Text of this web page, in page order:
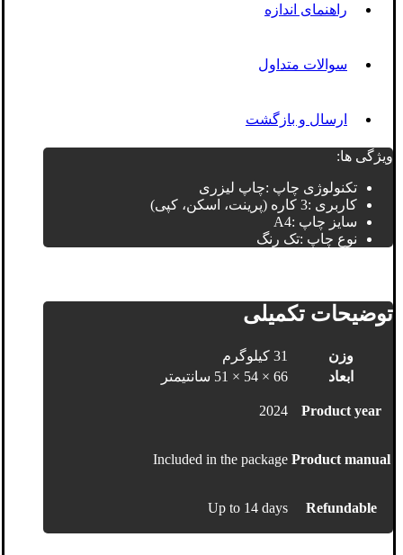
راهنمای اندازه
سوالات متداول
ارسال و بازگشت
ویژگی ها:
تکنولوژی چاپ :چاپ لیزری
کاربری :3 کاره (پرینت، اسکن، کپی)
سایز چاپ :A4
نوع چاپ :تک رنگ
توضیحات تکمیلی
وزن
31 کیلوگرم
ابعاد
66 × 54 × 51 سانتیمتر
Product year
2024
Product manual
Included in the package
Refundable
Up to 14 days